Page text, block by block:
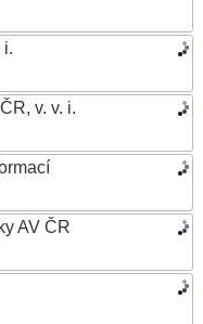
i.
v. v. i.
AV ČR